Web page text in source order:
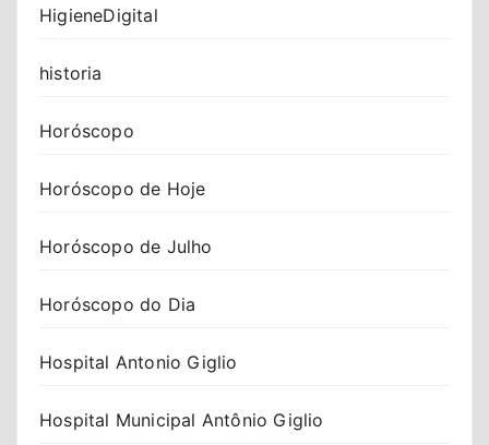
HigieneDigital
historia
Horóscopo
Horóscopo de Hoje
Horóscopo de Julho
Horóscopo do Dia
Hospital Antonio Giglio
Hospital Municipal Antônio Giglio